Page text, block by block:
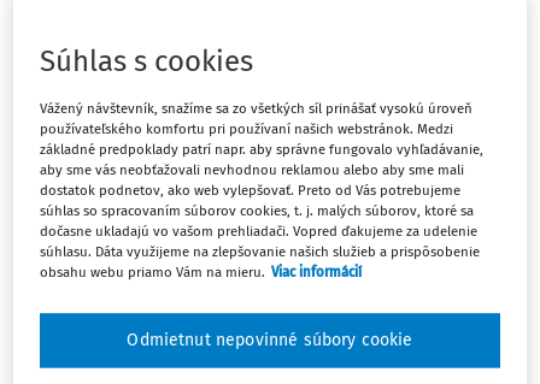
Košiciach, Ústav teórie práva Gustava Radbrucha
Téma
Filter
Počet vyhľadaných dokumentov:1
Najstaršie
Súhlas s cookies
Vážený návštevník, snažíme sa zo všetkých síl prinášať vysokú úroveň
používateľského komfortu pri používaní našich webstránok. Medzi
základné predpoklady patrí napr. aby správne fungovalo vyhľadávanie,
aby sme vás neobťažovali nevhodnou reklamou alebo aby sme mali
dostatok podnetov, ako web vylepšovať. Preto od Vás potrebujeme
súhlas so spracovaním súborov cookies, t. j. malých súborov, ktoré sa
dočasne ukladajú vo vašom prehliadači. Vopred ďakujeme za udelenie
súhlasu. Dáta využijeme na zlepšovanie našich služieb a prispôsobenie
obsahu webu priamo Vám na mieru. Viac informácií
Odmietnut nepovinné súbory cookie